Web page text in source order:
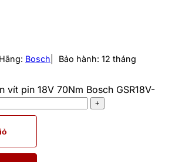
Hãng: Bosch Bảo hành: 12 tháng
vít pin 18V 70Nm Bosch GSR18V-